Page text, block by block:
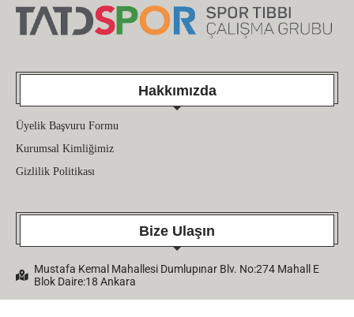
Hakkımızda
Üyelik Başvuru Formu
Kurumsal Kimliğimiz
Gizlilik Politikası
Bize Ulaşın
Mustafa Kemal Mahallesi Dumlupınar Blv. No:274 Mahall E
Blok Daire:18 Ankara